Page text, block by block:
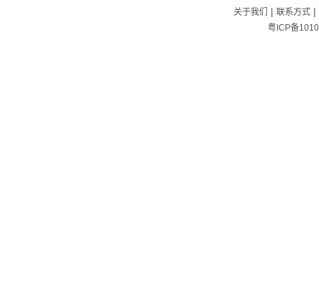
关于我们 | 联系方式|
粤ICP备